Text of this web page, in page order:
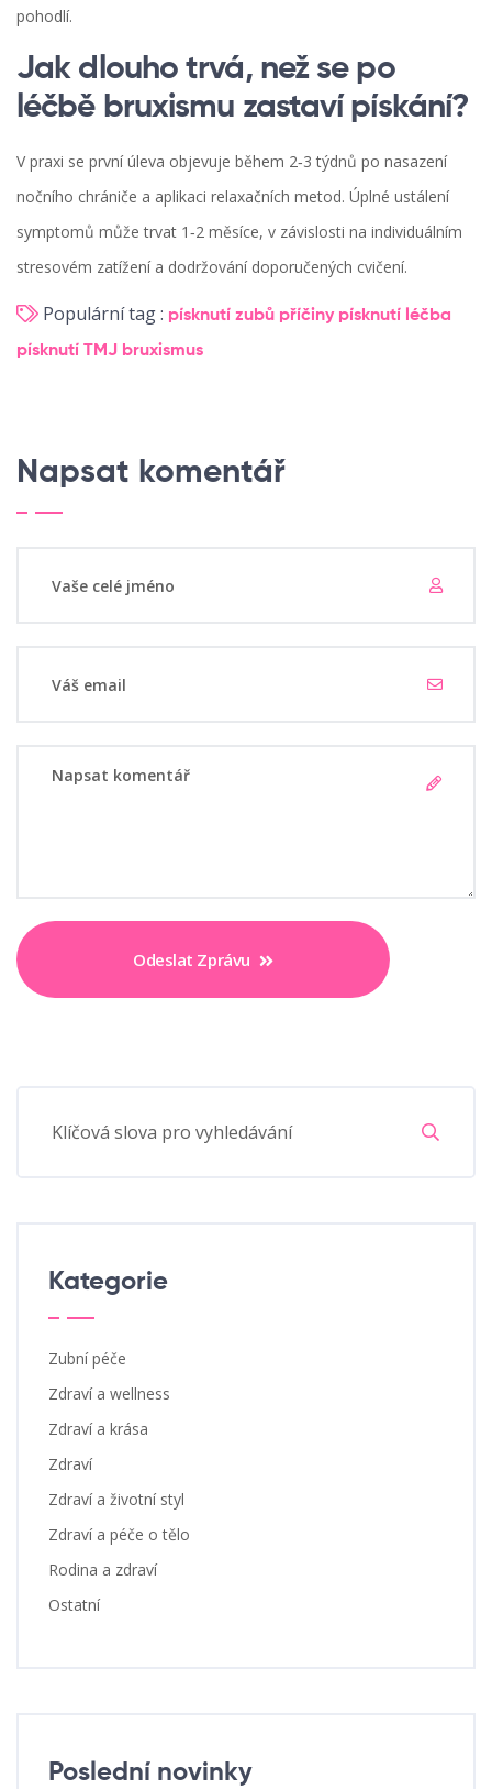
pohodlí.
Jak dlouho trvá, než se po
léčbě bruxismu zastaví pískání?
V praxi se první úleva objevuje během 2‑3 týdnů po nasazení
nočního chrániče a aplikaci relaxačních metod. Úplné ustálení
symptomů může trvat 1‑2 měsíce, v závislosti na individuálním
stresovém zatížení a dodržování doporučených cvičení.
Populární tag : písknutí zubů příčiny písknutí léčba
písknutí TMJ bruxismus
Napsat komentář
Odeslat Zprávu
Kategorie
Zubní péče
Zdraví a wellness
Zdraví a krása
Zdraví
Zdraví a životní styl
Zdraví a péče o tělo
Rodina a zdraví
Ostatní
Poslední novinky